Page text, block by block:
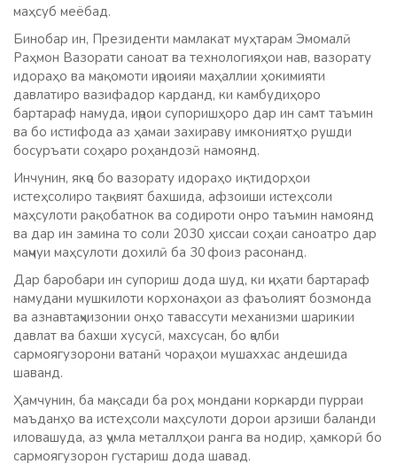
маҳсуб меёбад.
Бинобар ин, Президенти мамлакат муҳтарам Эмомалӣ
Раҳмон Вазорати саноат ва технологияҳои нав, вазорату
идораҳо ва мақомоти иҷроияи маҳаллии ҳокимияти
давлатиро вазифадор карданд, ки камбудиҳоро
бартараф намуда, иҷрои супоришҳоро дар ин самт таъмин
ва бо истифода аз ҳамаи захираву имкониятҳо рушди
босуръати соҳаро роҳандозӣ намоянд.
Инчунин, якҷо бо вазорату идораҳо иқтидорҳои
истеҳсолиро тақвият бахшида, афзоиши истеҳсоли
маҳсулоти рақобатнок ва содироти онро таъмин намоянд
ва дар ин замина то соли 2030 ҳиссаи соҳаи саноатро дар
маҷмуи маҳсулоти дохилӣ ба 30 фоиз расонанд.
Дар баробари ин супориш дода шуд, ки ҷиҳати бартараф
намудани мушкилоти корхонаҳои аз фаъолият бозмонда
ва азнавтаҷҳизонии онҳо тавассути механизми шарикии
давлат ва бахши хусусӣ, махсусан, бо ҷалби
сармоягузорони ватанӣ чораҳои мушаххас андешида
шаванд.
Ҳамчунин, ба мақсади ба роҳ мондани коркарди пурраи
маъданҳо ва истеҳсоли маҳсулоти дорои арзиши баланди
иловашуда, аз ҷумла металлҳои ранга ва нодир, ҳамкорӣ бо
сармоягузорон густариш дода шавад.